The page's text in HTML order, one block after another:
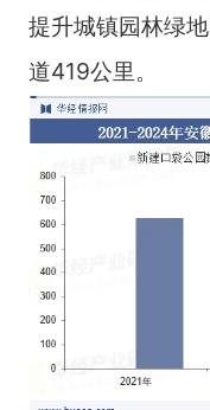
提升城镇园林绿
道419公里。